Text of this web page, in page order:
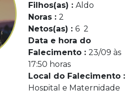
Filhos(as) : Aldo
Noras : 2
Netos(as) : 6 2
Data e hora do
Falecimento : 23/09 às
17:50 horas
Local do Falecimento :
Hospital e Maternidade